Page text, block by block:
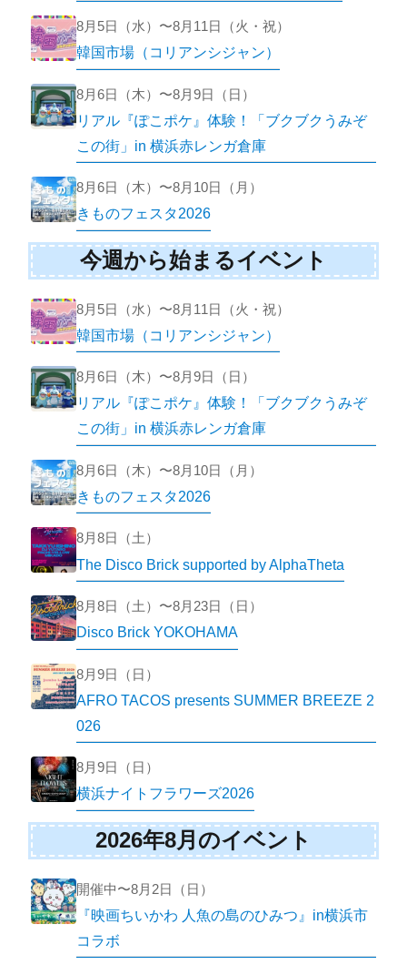
8月5日（水）〜8月11日（火・祝）
韓国市場（コリアンシジャン）
8月6日（木）〜8月9日（日）
リアル『ぽこポケ』体験！「ブクブクうみぞ
この街」in 横浜赤レンガ倉庫
8月6日（木）〜8月10日（月）
きものフェスタ2026
今週から始まるイベント
8月5日（水）〜8月11日（火・祝）
韓国市場（コリアンシジャン）
8月6日（木）〜8月9日（日）
リアル『ぽこポケ』体験！「ブクブクうみぞ
この街」in 横浜赤レンガ倉庫
8月6日（木）〜8月10日（月）
きものフェスタ2026
8月8日（土）
The Disco Brick supported by AlphaTheta
8月8日（土）〜8月23日（日）
Disco Brick YOKOHAMA
8月9日（日）
AFRO TACOS presents SUMMER BREEZE 2
026
8月9日（日）
横浜ナイトフラワーズ2026
2026年8月のイベント
開催中〜8月2日（日）
『映画ちいかわ 人魚の島のひみつ』in横浜市
コラボ